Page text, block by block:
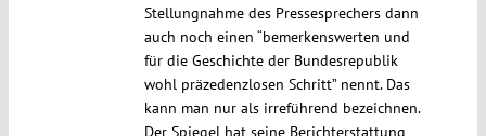
Stellungnahme des Pressesprechers dann
auch noch einen “bemerkenswerten und
für die Geschichte der Bundesrepublik
wohl präzedenzlosen Schritt” nennt. Das
kann man nur als irreführend bezeichnen.
Der Spiegel hat seine Berichterstattung